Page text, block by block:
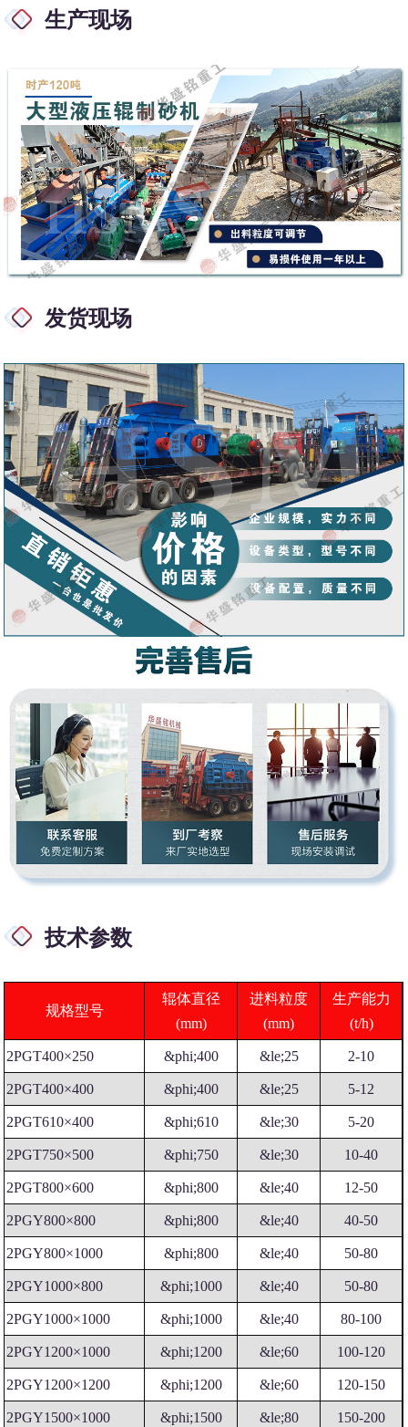
生产现场
发货现场
技术参数
规格型号
辊体直径
(mm)
进料粒度
(mm)
生产能力
(t/h)
2PGT400×250 &phi;400 &le;25 2-10
2PGT400×400 &phi;400 &le;25 5-12
2PGT610×400 &phi;610 &le;30 5-20
2PGT750×500 &phi;750 &le;30 10-40
2PGT800×600 &phi;800 &le;40 12-50
2PGY800×800 &phi;800 &le;40 40-50
2PGY800×1000 &phi;800 &le;40 50-80
2PGY1000×800 &phi;1000 &le;40 50-80
2PGY1000×1000 &phi;1000 &le;40 80-100
2PGY1200×1000 &phi;1200 &le;60 100-120
2PGY1200×1200 &phi;1200 &le;60 120-150
2PGY1500×1000 &phi;1500 &le;80 150-200